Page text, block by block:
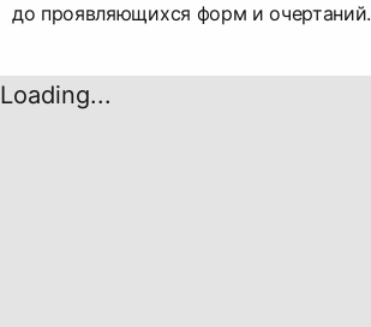
до проявляющихся форм и очертаний.
Loading...